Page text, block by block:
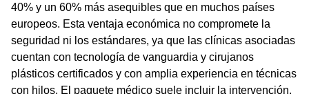
40% y un 60% más asequibles que en muchos países
europeos. Esta ventaja económica no compromete la
seguridad ni los estándares, ya que las clínicas asociadas
cuentan con tecnología de vanguardia y cirujanos
plásticos certificados y con amplia experiencia en técnicas
con hilos. El paquete médico suele incluir la intervención,